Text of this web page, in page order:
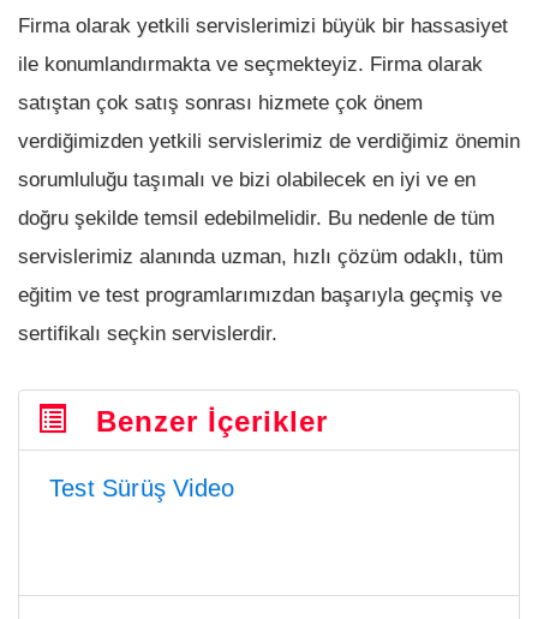
Firma olarak yetkili servislerimizi büyük bir hassasiyet
ile konumlandırmakta ve seçmekteyiz. Firma olarak
satıştan çok satış sonrası hizmete çok önem
verdiğimizden yetkili servislerimiz de verdiğimiz önemin
sorumluluğu taşımalı ve bizi olabilecek en iyi ve en
doğru şekilde temsil edebilmelidir. Bu nedenle de tüm
servislerimiz alanında uzman, hızlı çözüm odaklı, tüm
eğitim ve test programlarımızdan başarıyla geçmiş ve
sertifikalı seçkin servislerdir.
Benzer İçerikler
Test Sürüş Video